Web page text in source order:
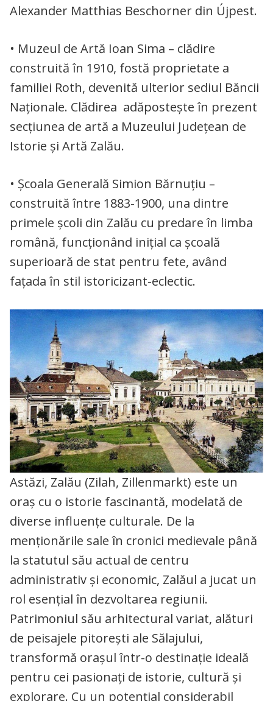
Alexander Matthias Beschorner din Újpest.
• Muzeul de Artă Ioan Sima – clădire
construită în 1910, fostă proprietate a
familiei Roth, devenită ulterior sediul Băncii
Naționale. Clădirea adăposteşte în prezent
secțiunea de artă a Muzeului Județean de
Istorie și Artă Zalău.
• Școala Generală Simion Bărnuțiu –
construită între 1883-1900, una dintre
primele școli din Zalău cu predare în limba
română, funcţionând iniţial ca şcoală
superioară de stat pentru fete, având
fațada în stil istoricizant-eclectic.
Astăzi, Zalău (Zilah, Zillenmarkt) este un
oraș cu o istorie fascinantă, modelată de
diverse influențe culturale. De la
menționările sale în cronici medievale până
la statutul său actual de centru
administrativ și economic, Zalăul a jucat un
rol esențial în dezvoltarea regiunii.
Patrimoniul său arhitectural variat, alături
de peisajele pitorești ale Sălajului,
transformă orașul într-o destinație ideală
pentru cei pasionați de istorie, cultură și
explorare. Cu un potențial considerabil